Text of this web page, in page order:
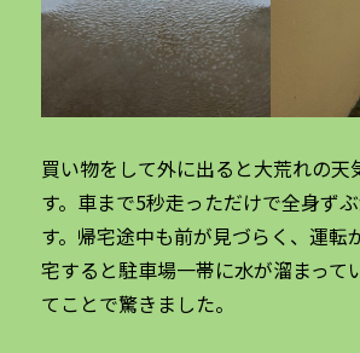
買い物をして外に出ると大荒れの天
す。車まで5秒走っただけで全身ず
す。帰宅途中も前が見づらく、運転
宅すると駐車場一帯に水が溜まって
てことで驚きました。